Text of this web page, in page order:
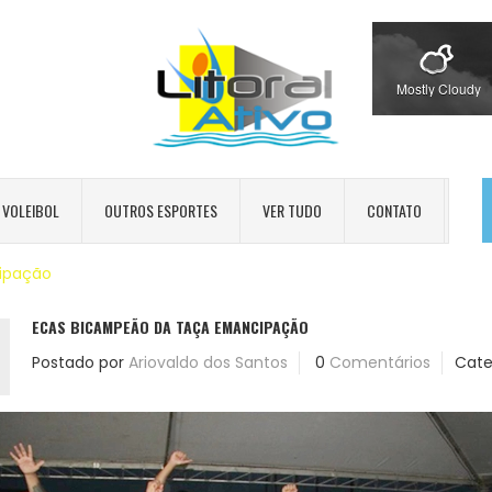
Mostly Cloudy
VOLEIBOL OUTROS ESPORTES VER TUDO CONTATO
ECAS BICAMPEÃO DA TAÇA EMANCIPAÇÃO
Postado por Ariovaldo dos Santos 0 Comentários